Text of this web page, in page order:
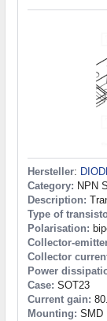
Hersteller:
Category: NPN
Description:
Type of
Polarisation:
Collector-
Collector
Power
Case: SOT23
Current gain:
Mounting: SMD